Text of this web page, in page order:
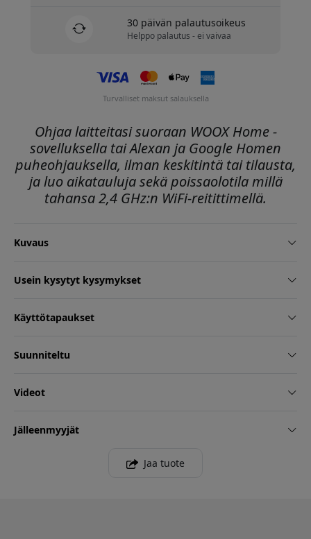
30 päivän palautusoikeus
Helppo palautus - ei vaivaa
Turvalliset maksut salauksella
Ohjaa laitteitasi suoraan WOOX Home -
sovelluksella tai Alexan ja Google Homen
puheohjauksella, ilman keskitintä tai tilausta,
ja luo aikatauluja sekä poissaolotila millä
tahansa 2,4 GHz:n WiFi-reitittimellä.
Kuvaus
Usein kysytyt kysymykset
Käyttötapaukset
Suunniteltu
Videot
Jälleenmyyjät
Jaa tuote